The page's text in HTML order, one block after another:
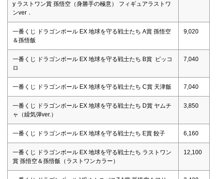
y ラストワン賞 孫悟空（身勝手の極意） フィギュアラストワ
ンver．
一番くじ ドラゴンボール EX 地球を守る戦士たち A賞 孫悟空
＆孫悟飯
9,020
一番くじ ドラゴンボール EX 地球を守る戦士たち B賞 ピッコ
ロ
7,040
一番くじ ドラゴンボール EX 地球を守る戦士たち C賞 天津飯 7,040
一番くじ ドラゴンボール EX 地球を守る戦士たち D賞 ヤムチ
ャ（繰気弾ver.）
3,850
一番くじ ドラゴンボール EX 地球を守る戦士たち E賞 餃子 6,160
一番くじ ドラゴンボール EX 地球を守る戦士たち ラストワン
賞 孫悟空＆孫悟飯（ラストワンカラー）
12,100